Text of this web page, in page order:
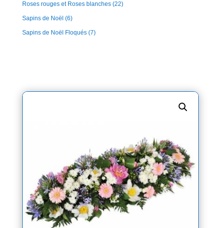
Roses rouges et Roses blanches (22)
Sapins de Noël (6)
Sapins de Noël Floqués (7)